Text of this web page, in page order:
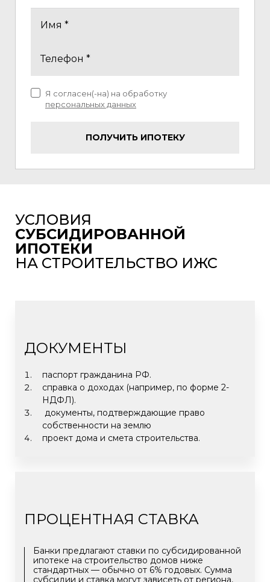
Имя *
Телефон *
ПОЛУЧИТЬ ИПОТЕКУ
Я согласен(-на) на обработку
персональных данных
УСЛОВИЯ
СУБСИДИРОВАННОЙ
ИПОТЕКИ
НА СТРОИТЕЛЬСТВО ИЖС
ДОКУМЕНТЫ
паспорт гражданина РФ.
справка о доходах (например, по форме 2-
НДФЛ).
документы, подтверждающие право
собственности на землю
проект дома и смета строительства.
ПРОЦЕНТНАЯ СТАВКА
Банки предлагают ставки по субсидированной
ипотеке на строительство домов ниже
стандартных — обычно от 6% годовых. Сумма
субсидии и ставка могут зависеть от региона,